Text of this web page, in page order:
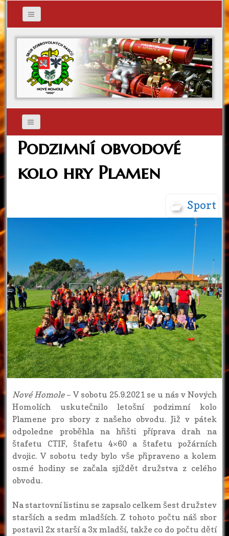
Podzimní obvodové
kolo hry Plamen
Sport
Nové Homole– V sobotu 25.9.2021 se u nás v Nových
Homolích uskutečnilo letošní podzimní kolo
Plamene pro sbory z našeho obvodu. Již v pátek
odpoledne proběhla na hřišti příprava drah na
štafetu CTIF, štafetu 4×60 a štafetu požárních
dvojic. V sobotu tedy bylo vše připraveno a kolem
osmé hodiny se začala sjíždět družstva z celého
obvodu.
Na startovní listinu se zapsalo celkem šest družstev
starších a sedm mladších. Z tohoto počtu náš sbor
postavil 2x starší a 3x mladší, takže co do počtu dětí